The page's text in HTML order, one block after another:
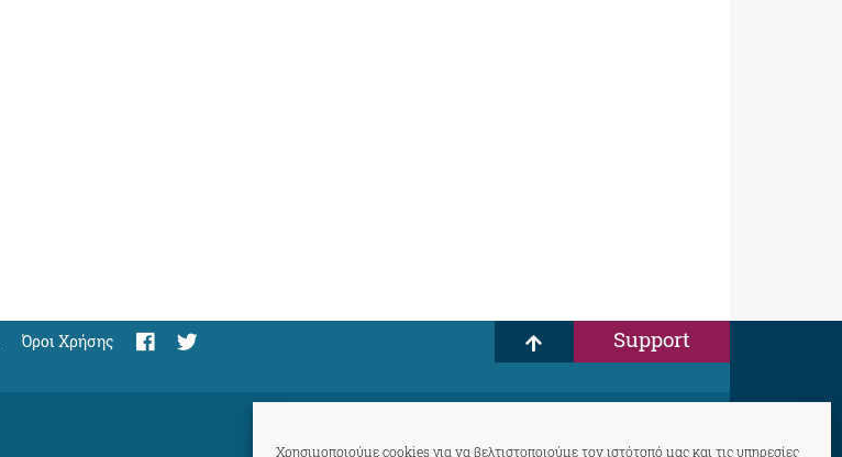
Χρησιμοποιούμε cookies για να βελτιστοποιούμε τον ιστότοπό μας και τις υπηρεσίες
Όροι Χρήσης
Support